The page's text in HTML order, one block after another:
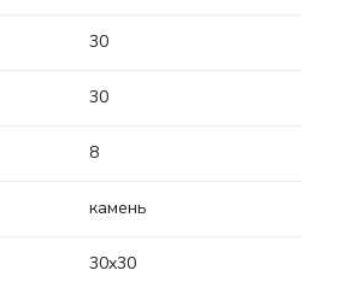
30
30
8
камень
30x30